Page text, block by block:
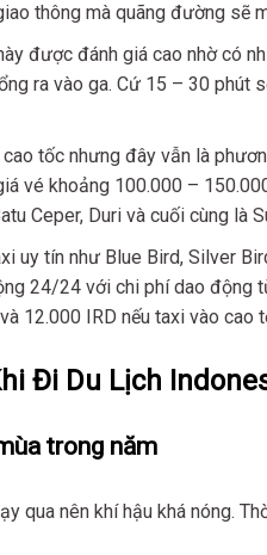
thông mà quãng đường sẽ
được đánh giá cao nhờ có
ra vào ga. Cứ 15 – 30 phút
tốc nhưng đây vẫn là
vé khoảng 100.000 –
Ceper, Duri và cuối cùng là
uy tín như Blue Bird, Silver
24/24 với chi phí dao động
12.000 IRD nếu taxi vào cao
Đi Du Lịch
trong năm
qua nên khí hậu khá nóng.